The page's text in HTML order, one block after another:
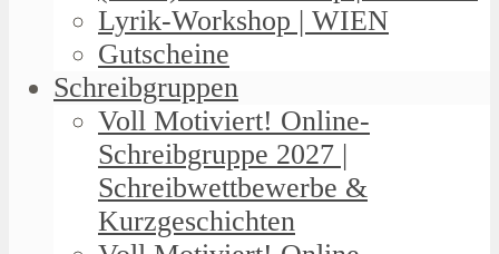
Lyrik-Workshop | WIEN
Gutscheine
Schreibgruppen
Voll Motiviert! Online-
Schreibgruppe 2027 |
Schreibwettbewerbe &
Kurzgeschichten